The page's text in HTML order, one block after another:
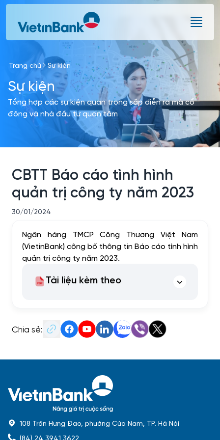
Skip to Main Content
Trang chủ Sự kiện
Sự kiện
Tổng hợp các sự kiện quan trọng sắp diễn ra mà cổ
đông và nhà đầu tư quan tâm
CBTT Báo cáo tình hình
quản trị công ty năm 2023
30/01/2024
Ngân hàng TMCP Công Thương Việt Nam
(VietinBank) công bố thông tin Báo cáo tình hình
quản trị công ty năm 2023.
Tài liệu kèm theo
Chia sẻ:
108 Trần Hưng Đạo, phường Cửa Nam, TP. Hà Nội
(84) 24 3941 3622